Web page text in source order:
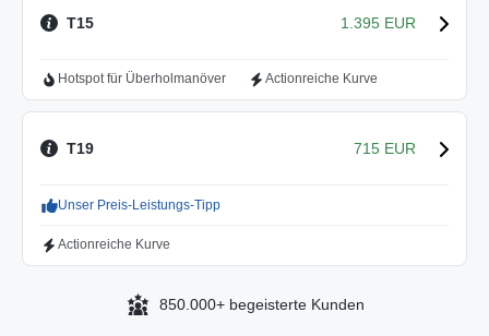
T15 1.395 EUR
Hotspot für Überholmanöver Actionreiche Kurve
T19 715 EUR
Unser Preis-Leistungs-Tipp
Actionreiche Kurve
850.000+ begeisterte Kunden